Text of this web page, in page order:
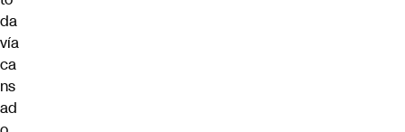
da
vía
ca
ns
ad